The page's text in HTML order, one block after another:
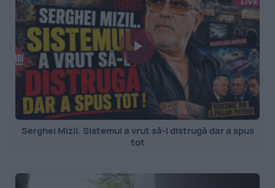
Serghei Mizil. Sistemul a vrut să-l distrugă dar a spus
tot